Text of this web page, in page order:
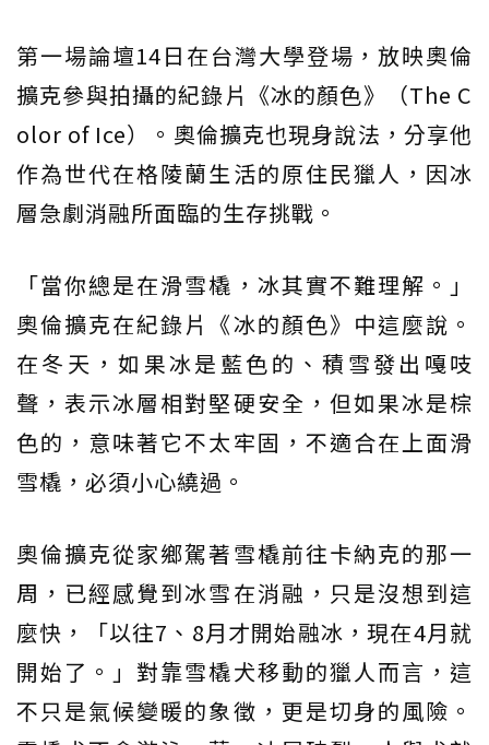
第一場論壇14日在台灣大學登場，放映奧倫
擴克參與拍攝的紀錄片《冰的顏色》（The C
olor of Ice）。奧倫擴克也現身說法，分享他
作為世代在格陵蘭生活的原住民獵人，因冰
層急劇消融所面臨的生存挑戰。
「當你總是在滑雪橇，冰其實不難理解。」
奧倫擴克在紀錄片《冰的顏色》中這麼說。
在冬天，如果冰是藍色的、積雪發出嘎吱
聲，表示冰層相對堅硬安全，但如果冰是棕
色的，意味著它不太牢固，不適合在上面滑
雪橇，必須小心繞過。
奧倫擴克從家鄉駕著雪橇前往卡納克的那一
周，已經感覺到冰雪在消融，只是沒想到這
麼快，「以往7、8月才開始融冰，現在4月就
開始了。」對靠雪橇犬移動的獵人而言，這
不只是氣候變暖的象徵，更是切身的風險。